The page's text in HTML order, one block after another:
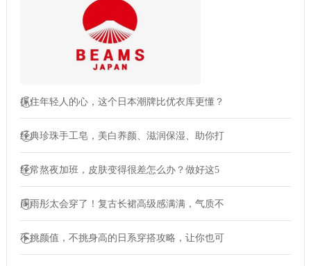
抓住年轻人的心，这个日本潮牌比优衣库更懂？
经典珍珠手工皂，美白养颜、滋润保湿、助你打
经常熬夜加班，皮肤变得很差怎么办？做好这5
周雨彤太会穿了！复古长裙高级感满满，气质不
不挑颜值，不挑身高的日系穿搭攻略，让你也可